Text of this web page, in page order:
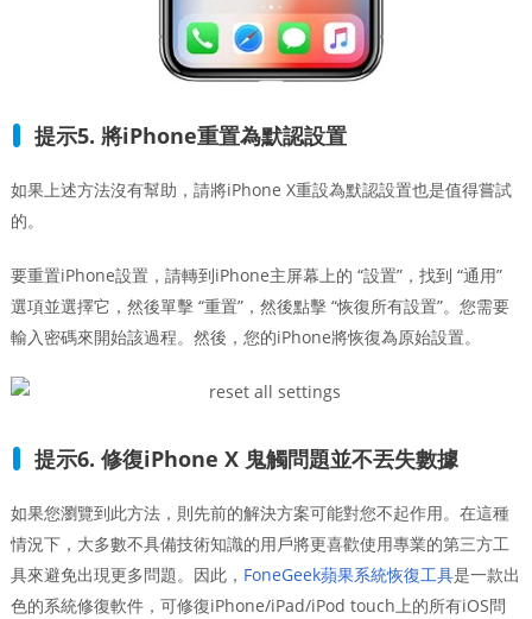
提示5. 將iPhone重置為默認設置
如果上述方法沒有幫助，請將iPhone X重設為默認設置也是值得嘗試
的。
要重置iPhone設置，請轉到iPhone主屏幕上的 “設置”，找到 “通用”
選項並選擇它，然後單擊 “重置”，然後點擊 “恢復所有設置”。您需要
輸入密碼來開始該過程。然後，您的iPhone將恢復為原始設置。
提示6. 修復iPhone X 鬼觸問題並不丟失數據
如果您瀏覽到此方法，則先前的解決方案可能對您不起作用。在這種
情況下，大多數不具備技術知識的用戶將更喜歡使用專業的第三方工
具來避免出現更多問題。因此， FoneGeek蘋果系統恢復工具是一款出
色的系統修復軟件，可修復iPhone/iPad/iPod touch上的所有iOS問